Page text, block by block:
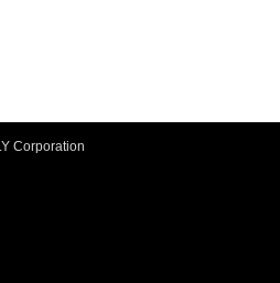
Corporation